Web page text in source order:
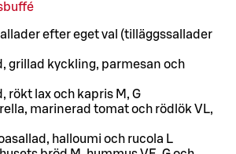
efter eget val (tilläggssallader
grillad kyckling, parmesan och
rökt lax och kapris M, G
marinerad tomat och rödlök VL,
halloumi och rucola L